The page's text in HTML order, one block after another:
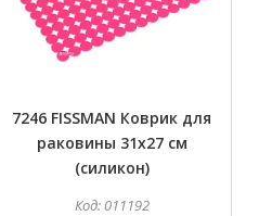
7246 FISSMAN Коврик для
раковины 31x27 см
(силикон)
011192